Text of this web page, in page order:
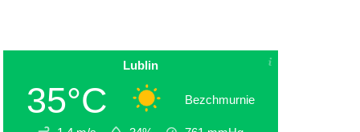
Lublin
35°C Bezchmurnie